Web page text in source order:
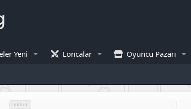
Yeni Loncalar Oyuncu Pazarı
reklam